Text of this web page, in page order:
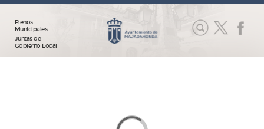
Plenos
Municipales
Juntas de
Gobierno Local